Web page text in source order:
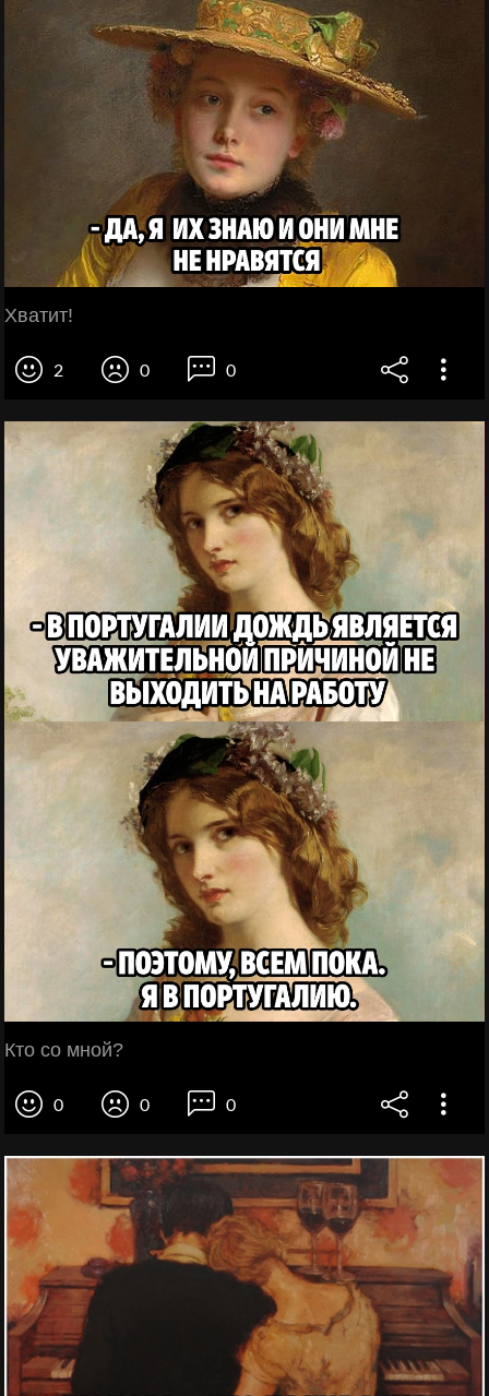
Хватит!
2 0 0
Кто со мной?
0 0 0